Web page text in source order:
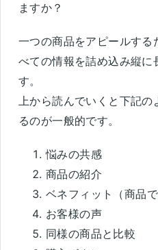
ますか？
一つの商品をアピールする
べての情報を詰め込み縦に
す。
上から読んでいくと下記の
るのが一般的です。
悩みの共感
商品の紹介
ベネフィット（商品
お客様の声
同様の商品と比較